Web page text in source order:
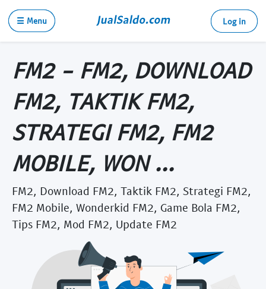
☰ Menu Log in
FM2 - FM2, DOWNLOAD
FM2, TAKTIK FM2,
STRATEGI FM2, FM2
MOBILE, WON ...
FM2, Download FM2, Taktik FM2, Strategi FM2,
FM2 Mobile, Wonderkid FM2, Game Bola FM2,
Tips FM2, Mod FM2, Update FM2